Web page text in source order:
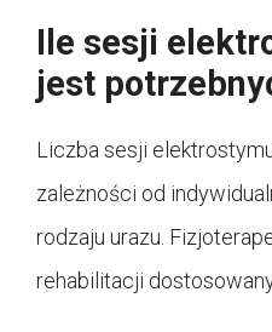
Ile sesji
jest
Liczba sesji
zależności od
rodzaju urazu.
rehabilitacji